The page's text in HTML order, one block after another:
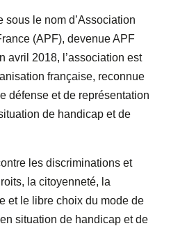
sous le nom d’Association
(APF), devenue APF
avril 2018, l’association est
française, reconnue
défense et de représentation
de handicap et de
les discriminations et
la citoyenneté, la
et le libre choix du mode de
situation de handicap et de